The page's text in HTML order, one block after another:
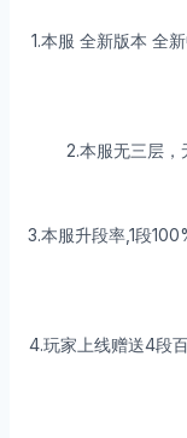
1.本服 全新版本 全
2.本服无三层
3.本服升段率,1段
4.玩家上线赠送4段